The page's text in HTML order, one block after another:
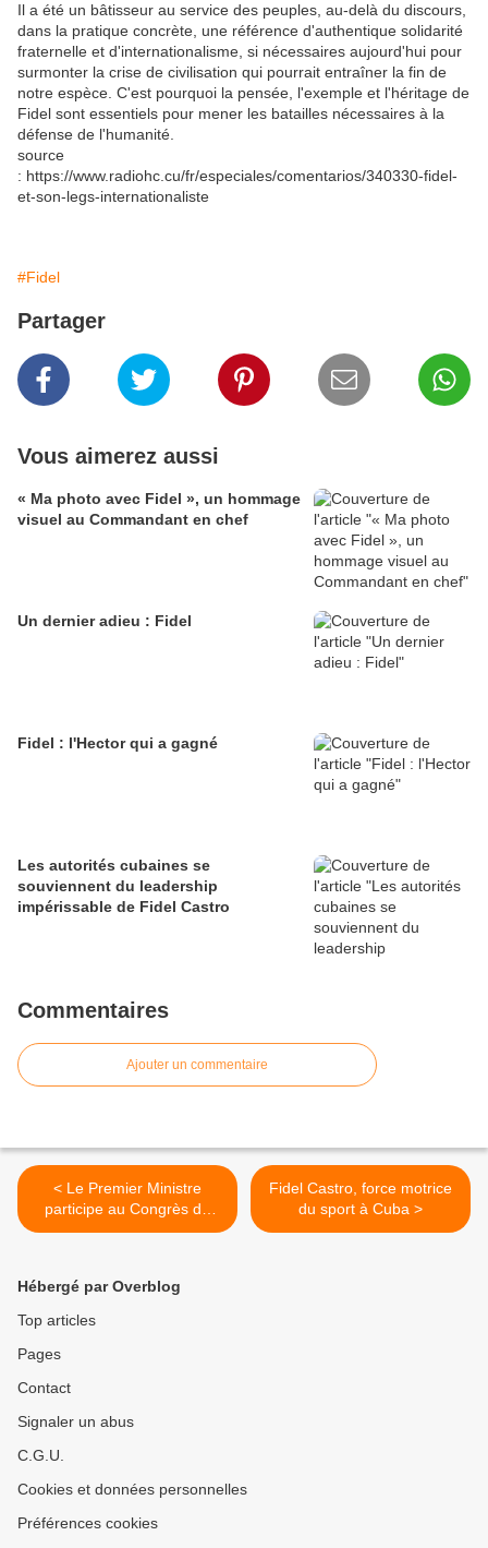
Il a été un bâtisseur au service des peuples, au-delà du discours,
dans la pratique concrète, une référence d'authentique solidarité
fraternelle et d'internationalisme, si nécessaires aujourd'hui pour
surmonter la crise de civilisation qui pourrait entraîner la fin de
notre espèce. C'est pourquoi la pensée, l'exemple et l'héritage de
Fidel sont essentiels pour mener les batailles nécessaires à la
défense de l'humanité.
source
: https://www.radiohc.cu/fr/especiales/comentarios/340330-fidel-
et-son-legs-internationaliste
#Fidel
Partager
Vous aimerez aussi
« Ma photo avec Fidel », un hommage
visuel au Commandant en chef
Un dernier adieu : Fidel
Fidel : l'Hector qui a gagné
Les autorités cubaines se
souviennent du leadership
impérissable de Fidel Castro
Commentaires
Ajouter un commentaire
< Le Premier Ministre
participe au Congrès de
l'Administration du
Fidel Castro, force motrice
du sport à Cuba >
Hébergé par Overblog
Top articles
Pages
Contact
Signaler un abus
C.G.U.
Cookies et données personnelles
Préférences cookies